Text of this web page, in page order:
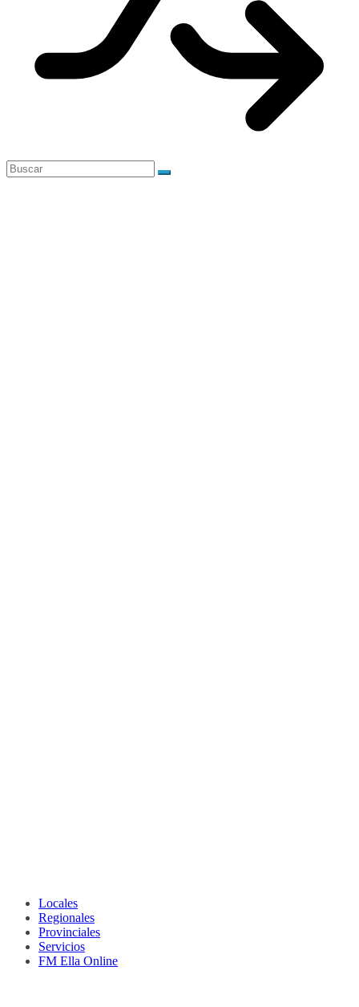
Locales
Regionales
Provinciales
Servicios
FM Ella Online